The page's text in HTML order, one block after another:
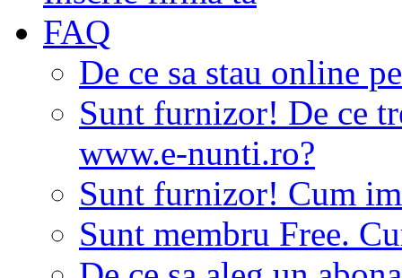
FAQ
De ce sa stau online
Sunt furnizor! De ce
www.e-nunti.ro?
Sunt furnizor! Cum
Sunt membru Free.